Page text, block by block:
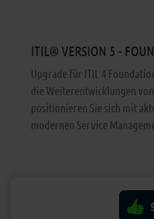
ITIL® VERSION 5 -
Upgrade für ITIL 4
die Weiterentwicklungen
positionieren Sie sich mit
modernen Service